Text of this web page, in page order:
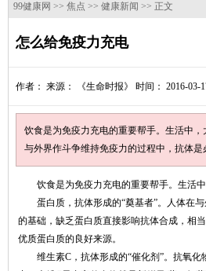
99健康网 >> 焦点 >> 健康新闻 >> 正文
怎么给免疫力充电
作者： 来源： 《生命时报》 时间： 2016-03-
饮食是为免疫力充电的重要帮手。生活中
与外界作斗争维持免疫力的过程中，抗体
饮食是为免疫力充电的重要帮手。生活中
蛋白质，抗体形成的“奠基者”。人体在与
的基础，缺乏蛋白质直接影响抗体合成，相
优质蛋白质的良好来源。
维生素C，抗体形成的“催化剂”。抗氧化